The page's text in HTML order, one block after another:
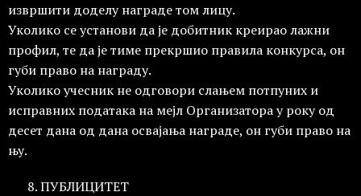
извршити доделу награде том лицу.
Уколико се установи да је добитник креирао лажни
профил, те да је тиме прекршио правила конкурса, он
губи право на награду.
Уколико учесник не одговори слањем потпуних и
исправних података на мејл Организатора у року од
десет дана од дана освајања награде, он губи право на
њу.
ПУБЛИЦИТЕТ